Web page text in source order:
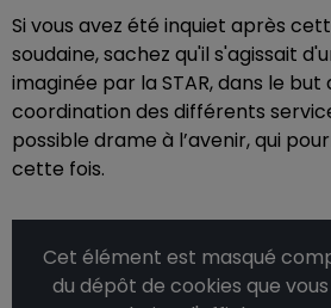
Si vous avez été inquiet après
soudaine, sachez qu'il s'agissait
imaginée par la STAR, dans le
coordination des différents
possible drame à l’avenir, qui
cette fois.
Cet élément est masqué
du dépôt de cookies que